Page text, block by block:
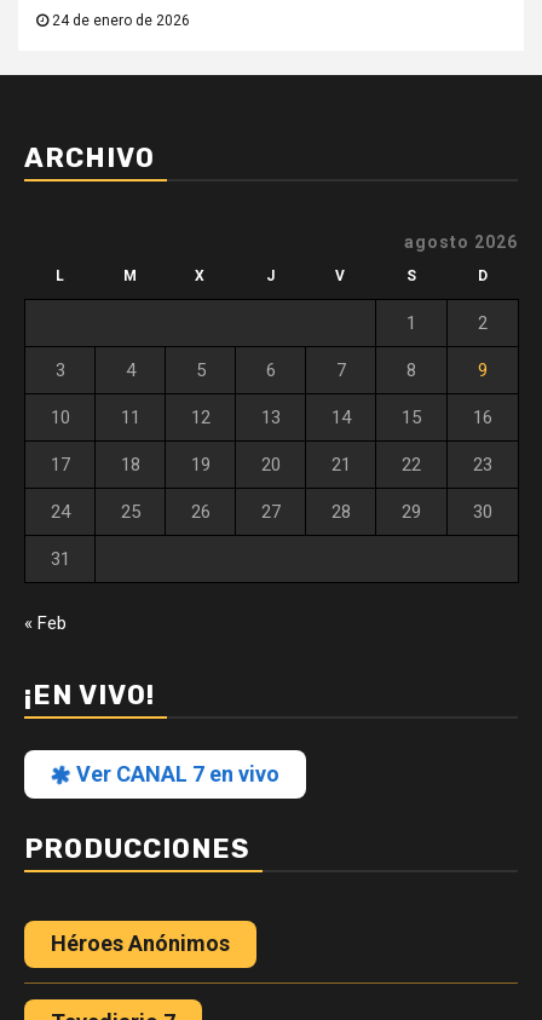
24 de enero de 2026
ARCHIVO
agosto 2026
L M X J V S D
1 2
3 4 5 6 7 8 9
10 11 12 13 14 15 16
17 18 19 20 21 22 23
24 25 26 27 28 29 30
31
« Feb
¡EN VIVO!
Ver CANAL 7 en vivo
PRODUCCIONES
Héroes Anónimos